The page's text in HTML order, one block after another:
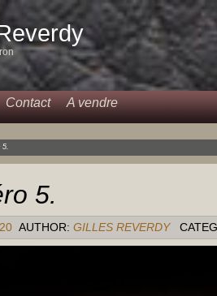
Contact A vendre
5.
5.
AUTHOR: GILLES REVERDY